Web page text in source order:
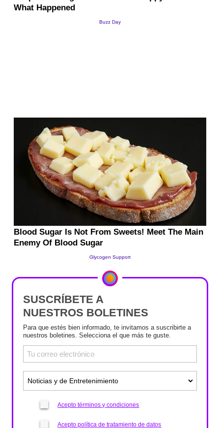
SUSCRÍBETE A
NUESTROS BOLETINES
Para que estés bien informado, te invitamos a suscribirte a
nuestros boletines. Selecciona el que más te guste.
Acepto términos y condiciones
Acepto política de tratamiento de datos